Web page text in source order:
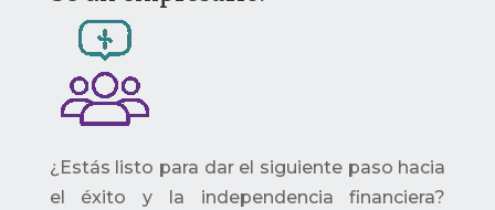
¿Estás listo para dar el siguiente paso hacia
el éxito y la independencia financiera?